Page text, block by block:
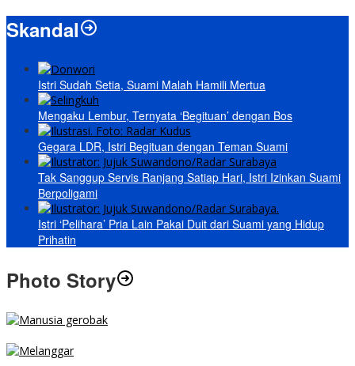
Skandal
Istri Sudah Setia, Suami Malah Hamili Mertua
Mengaku Lembur, Ternyata ‘Begituan’ dengan Bos
Gegara LDR, Istri Begituan dengan Teman Suami
Tak Sanggup Servis Ranjang Satiap Hari, Istri Izinkan Suami
Berpoligami
Istri ‘Pelihara’ Pria Lain Pakai Duit dari Suami yang Hidup
Prihatin
Photo Story